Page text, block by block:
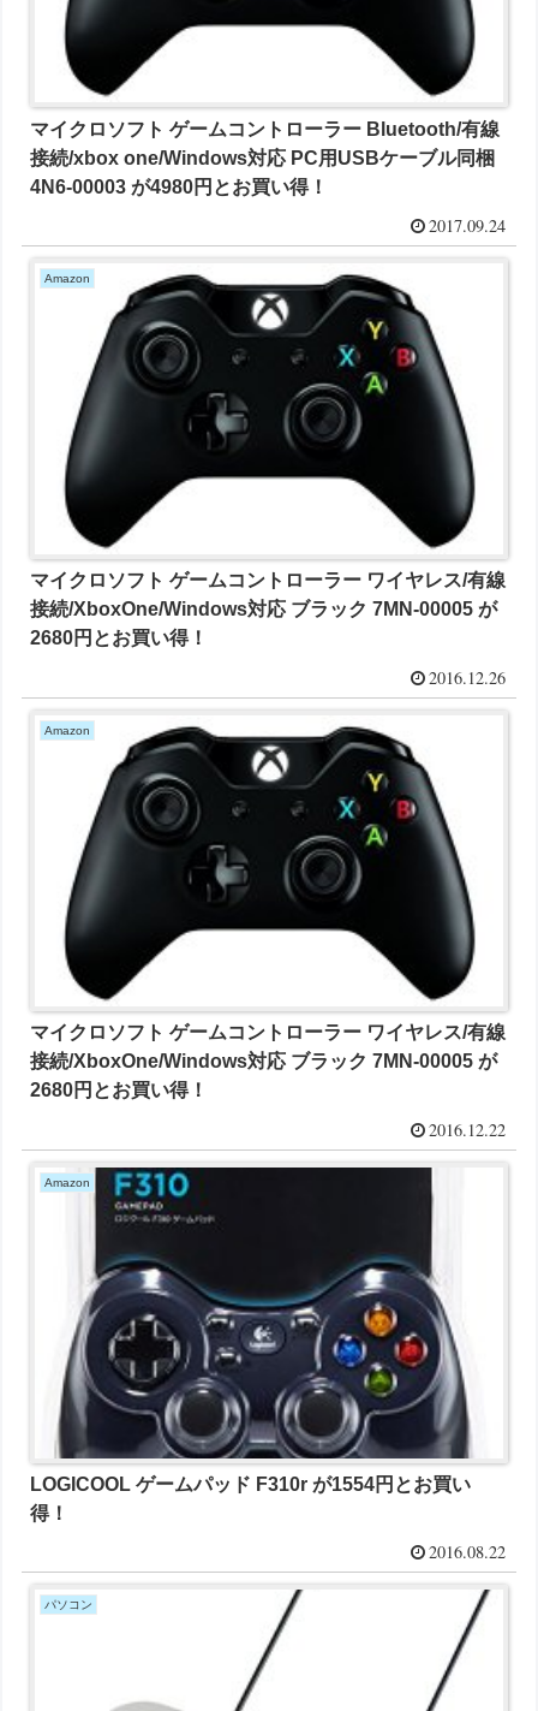
マイクロソフト ゲームコントローラー Bluetooth/有線
接続/xbox one/Windows対応 PC用USBケーブル同梱
4N6-00003 が4980円とお買い得！
2017.09.24
Amazon
マイクロソフト ゲームコントローラー ワイヤレス/有線
接続/XboxOne/Windows対応 ブラック 7MN-00005 が
2680円とお買い得！
2016.12.26
Amazon
マイクロソフト ゲームコントローラー ワイヤレス/有線
接続/XboxOne/Windows対応 ブラック 7MN-00005 が
2680円とお買い得！
2016.12.22
Amazon
LOGICOOL ゲームパッド F310r が1554円とお買い
得！
2016.08.22
パソコン